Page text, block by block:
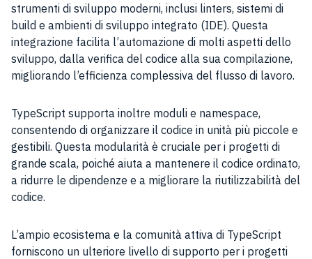
strumenti di sviluppo moderni, inclusi linters, sistemi di
build e ambienti di sviluppo integrato (IDE). Questa
integrazione facilita l’automazione di molti aspetti dello
sviluppo, dalla verifica del codice alla sua compilazione,
migliorando l’efficienza complessiva del flusso di lavoro.
TypeScript supporta inoltre moduli e namespace,
consentendo di organizzare il codice in unità più piccole e
gestibili. Questa modularità è cruciale per i progetti di
grande scala, poiché aiuta a mantenere il codice ordinato,
a ridurre le dipendenze e a migliorare la riutilizzabilità del
codice.
L’ampio ecosistema e la comunità attiva di TypeScript
forniscono un ulteriore livello di supporto per i progetti